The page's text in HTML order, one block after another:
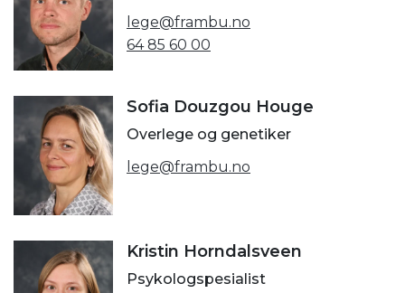
lege@frambu.no
64 85 60 00
Sofia Douzgou Houge
Overlege og genetiker
lege@frambu.no
Kristin Horndalsveen
Psykologspesialist